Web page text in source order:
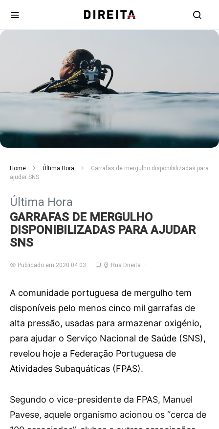
Home Última Hora
Garrafas de mergulho disponibilizadas para
ajudar SNS
Última Hora
GARRAFAS DE MERGULHO
DISPONIBILIZADAS PARA AJUDAR
SNS
Publicado em 2020.04.03 Rua Direita
A comunidade portuguesa de mergulho tem
disponíveis pelo menos cinco mil garrafas de
alta pressão, usadas para armazenar oxigénio,
para ajudar o Serviço Nacional de Saúde (SNS),
revelou hoje a Federação Portuguesa de
Atividades Subaquáticas (FPAS).
Segundo o vice-presidente da FPAS, Manuel
Pavese, aquele organismo acionou os “cerca de